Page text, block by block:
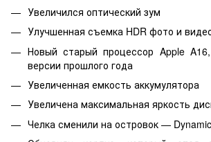
Увеличился оптический зум
Улучшенная съемка HDR фото и
Новый старый процессор Apple
версии прошлого года
Увеличенная емкость аккумулятора
Увеличена максимальная яркость
Челка сменили на островок —